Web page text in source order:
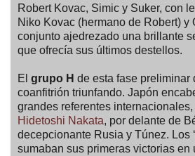
Robert Kovac, Simic y Suker, con
Niko Kovac (hermano de Robert) y
conjunto ajedrezado una brillante
que ofrecía sus últimos destellos.
El grupo H de esta fase preliminar
coanfitrión triunfando. Japón
grandes referentes
Hidetoshi Nakata, por delante de
decepcionante Rusia y Túnez. Los
sumaban sus primeras victorias en